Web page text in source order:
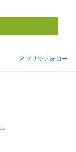
アプリでフォロー